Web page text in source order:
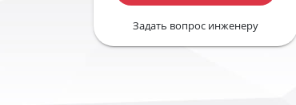
Задать вопрос инженеру